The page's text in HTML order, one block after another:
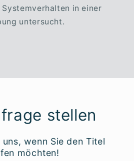
in einer
untersucht.
stellen
wenn Sie den Titel
möchten!